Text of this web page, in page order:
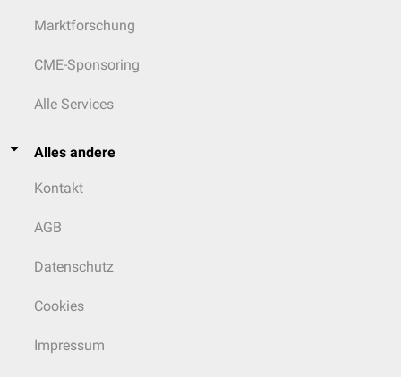
Marktforschung
CME-Sponsoring
Alle Services
Alles andere
Kontakt
AGB
Datenschutz
Cookies
Impressum